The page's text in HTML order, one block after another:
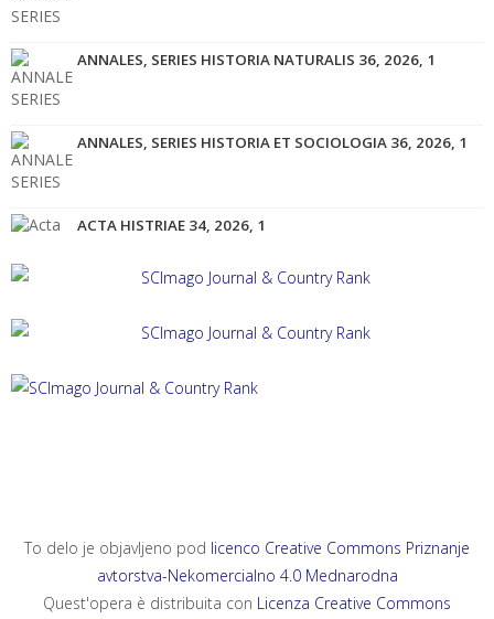
ANNALES, SERIES HISTORIA NATURALIS 36, 2026, 1
ANNALES, SERIES HISTORIA ET SOCIOLOGIA 36, 2026, 1
ACTA HISTRIAE 34, 2026, 1
ANNALES, SERIES HISTORIA ET SOCIOLOGIA 35, 2025, 4
To delo je objavljeno pod licenco Creative Commons Priznanje
avtorstva-Nekomercialno 4.0 Mednarodna
Quest'opera è distribuita con Licenza Creative Commons